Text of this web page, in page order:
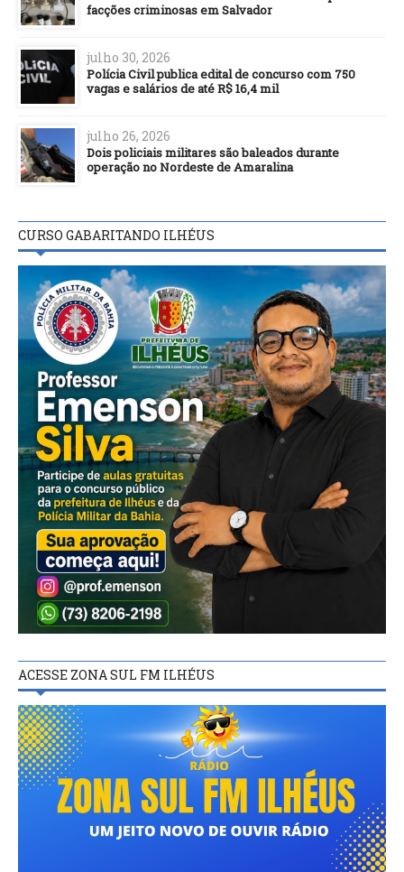
facções criminosas em Salvador
julho 30, 2026
Polícia Civil publica edital de concurso com 750
vagas e salários de até R$ 16,4 mil
julho 26, 2026
Dois policiais militares são baleados durante
operação no Nordeste de Amaralina
CURSO GABARITANDO ILHÉUS
ACESSE ZONA SUL FM ILHÉUS